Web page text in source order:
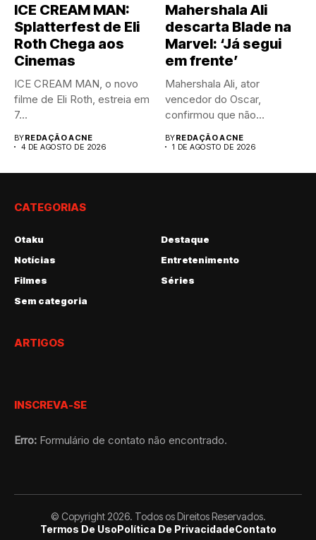
ICE CREAM MAN:
Splatterfest de Eli
Roth Chega aos
Cinemas
ICE CREAM MAN, o novo
filme de Eli Roth, estreia em
7...
BYREDAÇÃO ACNE
4 DE AGOSTO DE 2026
Mahershala Ali
descarta Blade na
Marvel: ‘Já segui
em frente’
Mahershala Ali, ator
vencedor do Oscar,
confirmou que não
interpretará Blade na...
BYREDAÇÃO ACNE
1 DE AGOSTO DE 2026
CATEGORIAS
Otaku
Destaque
Notícias
Entretenimento
Filmes
Séries
Sem categoria
ARTIGOS
INSCREVA-SE
Erro: Formulário de contato não encontrado.
© Copyright 2026. Todos os Direitos Reservados.
Termos De UsoPolítica De PrivacidadeContato